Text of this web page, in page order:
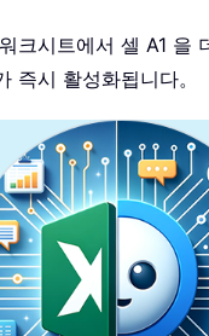
크시트에서 셀 A1 을
즉시 활성화됩니다。